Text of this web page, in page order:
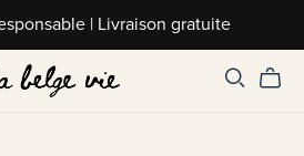
| Livraison gratuite